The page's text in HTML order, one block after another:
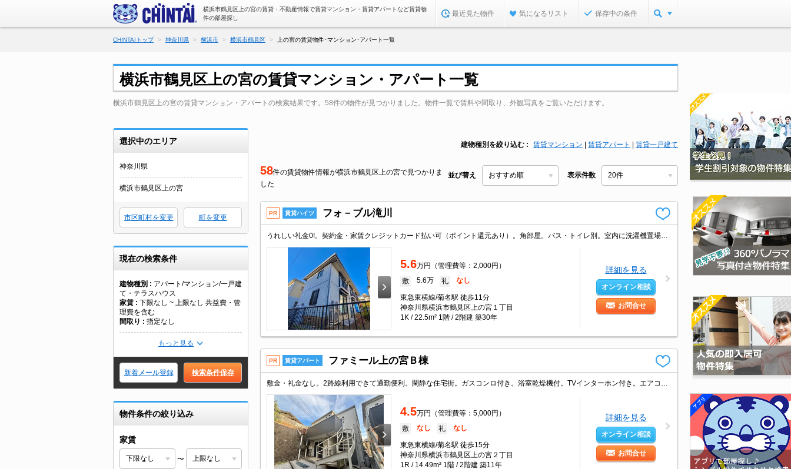
横浜市鶴見区上の宮の賃貸・不動産情報で賃貸マンション・賃貸アパートなど賃貸物
件の部屋探し
最近見た物件 気になるリスト 保存中の条件
CHINTAIトップ 神奈川県 横浜市 横浜市鶴見区 上の宮の賃貸物件･マンション･アパート一覧
横浜市鶴見区上の宮の賃貸マンション・アパート一覧
横浜市鶴見区上の宮の賃貸マンション・アパートの検索結果です。58件の物件が見つかりました。物件一覧で賃料や間取り、外観写真をご覧いただけます。
選択中のエリア
神奈川県
横浜市鶴見区上の宮
市区町村を変更 町を変更
現在の検索条件
建物種別
アパート/マンション/一戸建
て・テラスハウス
家賃
下限なし ~ 上限なし 共益費・管
理費を含む
間取り
指定なし
もっと見る
新着メール登録 検索条件保存
物件条件の絞り込み
家賃
〜
建物種別を絞り込む 賃貸マンション 賃貸アパート 賃貸一戸建て
58件の賃貸物件情報が横浜市鶴見区上の宮で見つかりま
した
並び替え 表示件数
PR 賃貸ハイツ フォ－ブル滝川
5.6万円（管理費等：2,000円）
敷 5.6万 礼 なし
東急東横線/菊名駅 徒歩11分
神奈川県横浜市鶴見区上の宮１丁目
1K / 22.5m² 1階 / 2階建 築30年
詳細を見る
オンライン相談
お問合せ
PR 賃貸アパート ファミール上の宮Ｂ棟
4.5万円（管理費等：5,000円）
敷 なし 礼 なし
東急東横線/菊名駅 徒歩15分
神奈川県横浜市鶴見区上の宮２丁目
1R / 14.49m² 1階 / 2階建 築11年
詳細を見る
オンライン相談
お問合せ